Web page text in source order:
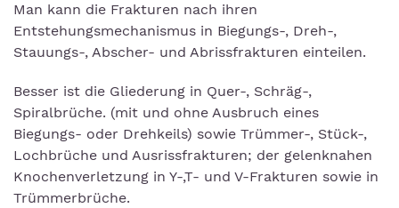
Man kann die Frakturen nach ihren
Entstehungsmechanismus in Biegungs-, Dreh-,
Stauungs-, Abscher- und Abrissfrakturen einteilen.
Besser ist die Gliederung in Quer-, Schräg-,
Spiralbrüche. (mit und ohne Ausbruch eines
Biegungs- oder Drehkeils) sowie Trümmer-, Stück-,
Lochbrüche und Ausrissfrakturen; der gelenknahen
Knochenverletzung in Y-,T- und V-Frakturen sowie in
Trümmerbrüche.